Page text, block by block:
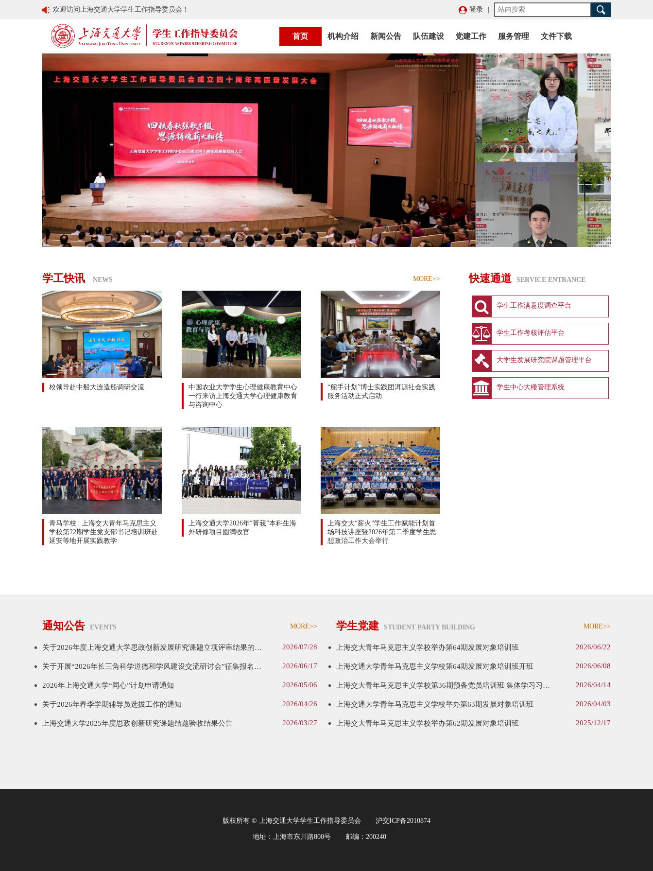
欢迎访问上海交通大学学生工作指导委员会！ 登录
首页 机构介绍 新闻公告 队伍建设 党建工作 服务管理 文件下载
学工快讯 NEWS MORE>>
校领导赴中船大连造船调研交流
中国农业大学学生心理健康教育中心
一行来访上海交通大学心理健康教育
与咨询中心
“舵手计划”博士实践团洱源社会实践
服务活动正式启动
青马学校 | 上海交大青年马克思主义
学校第22期学生党支部书记培训班赴
延安等地开展实践教学
上海交通大学2026年“菁莪”本科生海
外研修项目圆满收官
上海交大“薪火”学生工作赋能计划首
场科技讲座暨2026年第二季度学生思
想政治工作大会举行
快速通道 SERVICE ENTRANCE
学生工作满意度调查平台
学生工作考核评估平台
大学生发展研究院课题管理平台
学生中心大楼管理系统
通知公告 EVENTS MORE>>
关于2026年度上海交通大学思政创新发展研究课题立项评审结果的公告 2026/07/28
关于开展“2026年长三角科学道德和学风建设交流研讨会”征集报名的通知 2026/06/17
2026年上海交通大学“同心”计划申请通知 2026/05/06
关于2026年春季学期辅导员选拔工作的通知 2026/04/26
上海交通大学2025年度思政创新研究课题结题验收结果公告 2026/03/27
学生党建 STUDENT PARTY BUILDING MORE>>
上海交大青年马克思主义学校举办第64期发展对象培训班 2026/06/22
上海交通大学青年马克思主义学校第64期发展对象培训班开班 2026/06/08
上海交大青年马克思主义学校第36期预备党员培训班 集体学习习近平总书记重要回信精神 2026/04/14
上海交通大学青年马克思主义学校举办第63期发展对象培训班 2026/04/03
上海交大青年马克思主义学校举办第62期发展对象培训班 2025/12/17
版权所有 © 上海交通大学学生工作指导委员会 沪交ICP备2010874
地址：上海市东川路800号 邮编：200240